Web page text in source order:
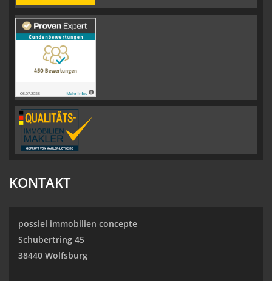
KONTAKT
possiel immobilien concepte
Schubertring 45
38440 Wolfsburg